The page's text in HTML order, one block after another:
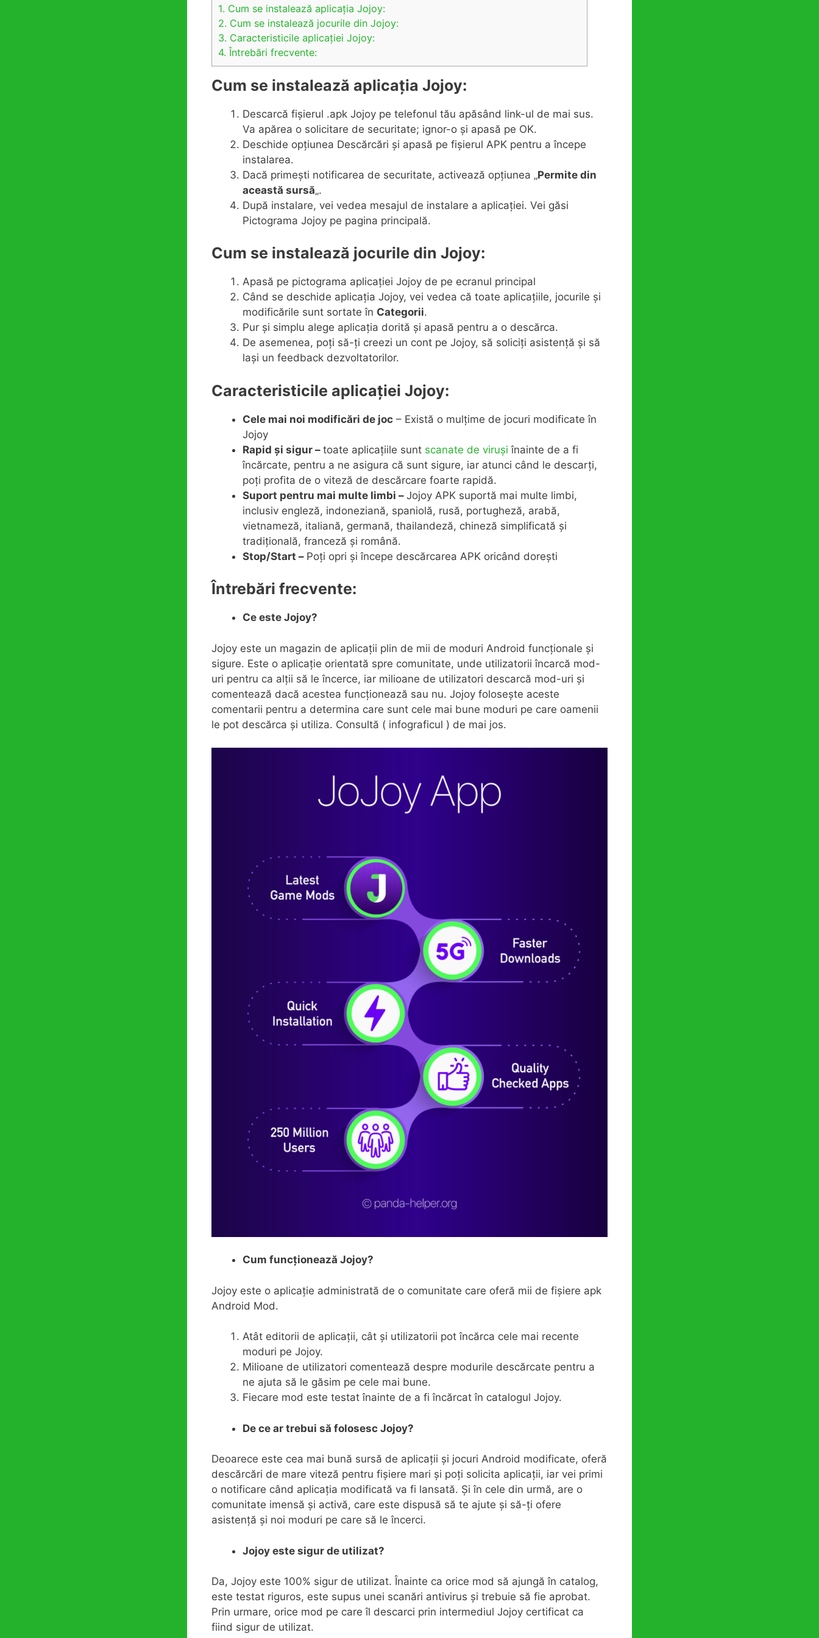
1. Cum se instalează aplicația Jojoy:
2. Cum se instalează jocurile din Jojoy:
3. Caracteristicile aplicației Jojoy:
4. Întrebări frecvente:
Cum se instalează aplicația Jojoy:
Descarcă fișierul .apk Jojoy pe telefonul tău apăsând link-ul de mai sus.
Va apărea o solicitare de securitate; ignor-o și apasă pe OK.
Deschide opțiunea Descărcări și apasă pe fișierul APK pentru a începe
instalarea.
Dacă primești notificarea de securitate, activează opțiunea „Permite din
această sursă„.
După instalare, vei vedea mesajul de instalare a aplicației. Vei găsi
Pictograma Jojoy pe pagina principală.
Cum se instalează jocurile din Jojoy:
Apasă pe pictograma aplicației Jojoy de pe ecranul principal
Când se deschide aplicația Jojoy, vei vedea că toate aplicațiile, jocurile și
modificările sunt sortate în Categorii.
Pur și simplu alege aplicația dorită și apasă pentru a o descărca.
De asemenea, poți să-ți creezi un cont pe Jojoy, să soliciți asistență și să
lași un feedback dezvoltatorilor.
Caracteristicile aplicației Jojoy:
Cele mai noi modificări de joc – Există o mulțime de jocuri modificate în
Jojoy
Rapid și sigur – toate aplicațiile sunt scanate de viruși înainte de a fi
încărcate, pentru a ne asigura că sunt sigure, iar atunci când le descarți,
poți profita de o viteză de descărcare foarte rapidă.
Suport pentru mai multe limbi – Jojoy APK suportă mai multe limbi,
inclusiv engleză, indoneziană, spaniolă, rusă, portugheză, arabă,
vietnameză, italiană, germană, thailandeză, chineză simplificată și
tradițională, franceză și română.
Stop/Start – Poți opri și începe descărcarea APK oricând dorești
Întrebări frecvente:
Ce este Jojoy?
Jojoy este un magazin de aplicații plin de mii de moduri Android funcționale și
sigure. Este o aplicație orientată spre comunitate, unde utilizatorii încarcă mod-
uri pentru ca alții să le încerce, iar milioane de utilizatori descarcă mod-uri și
comentează dacă acestea funcționează sau nu. Jojoy folosește aceste
comentarii pentru a determina care sunt cele mai bune moduri pe care oamenii
le pot descărca și utiliza. Consultă ( infograficul ) de mai jos.
Cum funcționează Jojoy?
Jojoy este o aplicație administrată de o comunitate care oferă mii de fișiere apk
Android Mod.
Atât editorii de aplicații, cât și utilizatorii pot încărca cele mai recente
moduri pe Jojoy.
Milioane de utilizatori comentează despre modurile descărcate pentru a
ne ajuta să le găsim pe cele mai bune.
Fiecare mod este testat înainte de a fi încărcat în catalogul Jojoy.
De ce ar trebui să folosesc Jojoy?
Deoarece este cea mai bună sursă de aplicații și jocuri Android modificate, oferă
descărcări de mare viteză pentru fișiere mari și poți solicita aplicații, iar vei primi
o notificare când aplicația modificată va fi lansată. Și în cele din urmă, are o
comunitate imensă și activă, care este dispusă să te ajute și să-ți ofere
asistență și noi moduri pe care să le încerci.
Jojoy este sigur de utilizat?
Da, Jojoy este 100% sigur de utilizat. Înainte ca orice mod să ajungă în catalog,
este testat riguros, este supus unei scanări antivirus și trebuie să fie aprobat.
Prin urmare, orice mod pe care îl descarci prin intermediul Jojoy certificat ca
fiind sigur de utilizat.